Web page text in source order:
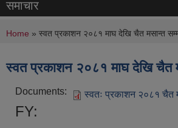
समाचार
You are here
Home » स्वत प्रकाशन २०८१ माघ देखि चैत मसान्त
स्वत प्रकाशन २०८१ माघ देखि चैत
Documents: स्वतः प्रकाशन २०८१ चैत
FY: